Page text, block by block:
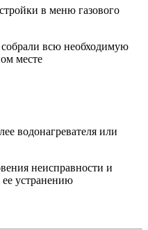
в меню газового
всю необходимую
месте
водонагревателя или
неисправности и
устранению